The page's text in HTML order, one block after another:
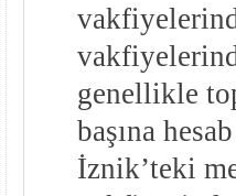
genellikle
başına
İznik’teki